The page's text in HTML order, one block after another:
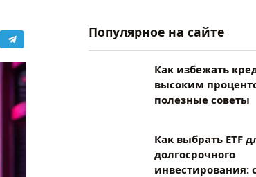
Популярное на сайте
Как избежать
высоким
полезные советы
Как выбрать ETF
долгосрочного
инвестирования: